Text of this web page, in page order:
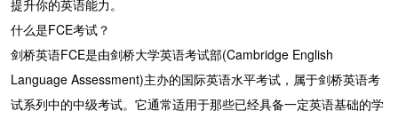
提升你的英语能力。
什么是FCE考试？
剑桥英语FCE是由剑桥大学英语考试部(Cambridge English
Language Assessment)主办的国际英语水平考试，属于剑桥英语考
试系列中的中级考试。它通常适用于那些已经具备一定英语基础的学